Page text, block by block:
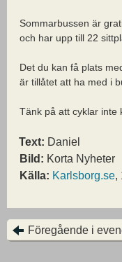
Sommarbussen är
och har upp till 22
Det du kan få plats
är tillåtet att ha med i
Tänk på att cyklar inte
Text: Daniel
Bild: Korta Nyheter
Källa: Karlsborg.se,
Föregående i